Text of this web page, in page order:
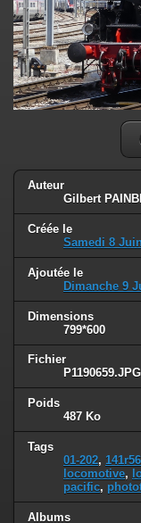
Auteur
Gilbert
Créée le
Samedi 8
Ajoutée le
Dimanche 9
Dimensions
799*600
Fichier
P1190659.JPG
Poids
487 Ko
Tags
01-202,
locomotive,
pacific,
Albums